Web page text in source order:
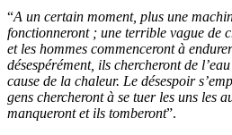
“A un certain moment, plus une
fonctionneront ; une terrible vague de
et les hommes commenceront à
désespérément, ils chercheront de
cause de la chaleur. Le désespoir
gens chercheront à se tuer les uns les
manqueront et ils tomberont”.